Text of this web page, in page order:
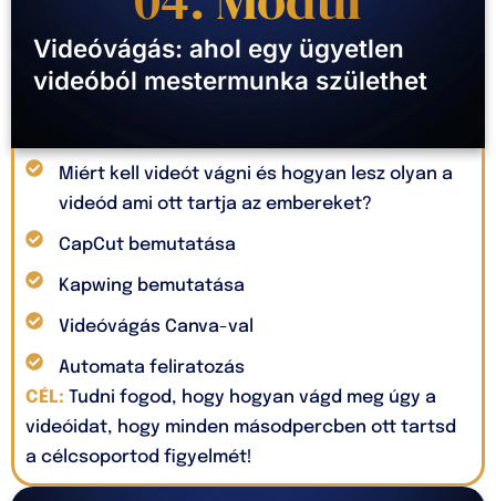
Videóvágás: ahol egy ügyetlen
videóból mestermunka születhet
Miért kell videót vágni és hogyan lesz olyan a
videód ami ott tartja az embereket?
CapCut bemutatása
Kapwing bemutatása
Videóvágás Canva-val
Automata feliratozás
CÉL: Tudni fogod, hogy hogyan vágd meg úgy a
videóidat, hogy minden másodpercben ott tartsd
a célcsoportod figyelmét!